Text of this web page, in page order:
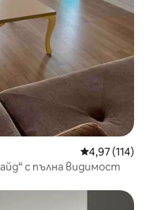
Средна
4,97 (114)
с пълна видимост